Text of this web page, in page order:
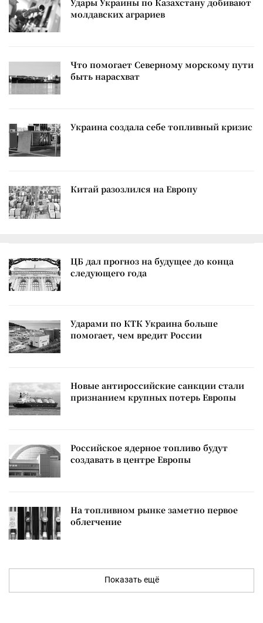
Удары Украины по Казахстану добивают
молдавских аграриев
Что помогает Северному морскому пути
быть нарасхват
Украина создала себе топливный кризис
Китай разозлился на Европу
ЦБ дал прогноз на будущее до конца
следующего года
Ударами по КТК Украина больше
помогает, чем вредит России
Новые антироссийские санкции стали
признанием крупных потерь Европы
Российское ядерное топливо будут
создавать в центре Европы
На топливном рынке заметно первое
облегчение
Показать ещё